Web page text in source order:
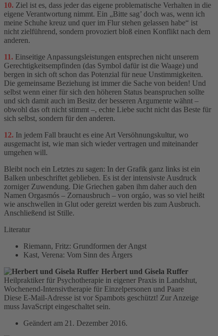
10. Ziel ist es, dass jeder das eigene problematische Verhalten in die
eigene Verantwortung nimmt. Ein „Bitte sag’ doch was, wenn ich
meine Schuhe kreuz und quer im Flur stehen gelassen habe“ ist
nicht zielführend, sondern provoziert bloß einen Konflikt nach dem
anderen.
11. Einseitige Anpassungsleistungen entsprechen nicht unserem
Gerechtigkeitsempfinden (das Symbol dafür ist die Waage) und
bergen in sich oft schon das Potenzial für neue Unstimmigkeiten.
Die gemeinsame Beziehung ist immer die Sache von beiden! Und
selbst wenn einer für sich den höheren Status beanspruchen sollte
und sich damit auch im Besitz der besseren Argumente wähnt –
obwohl das oft nicht stimmt –, echte Liebe sucht nicht das Beste für
sich selbst, sondern für den anderen.
12. In jedem Fall braucht es eine Art Versöhnungskultur, wo
ausgemacht ist, wie man sich wieder vertragen und miteinander
umgehen will.
Bleibt noch ein Letztes zu sagen: In der Grafik ganz links ist ein
Balken unbeschriftet geblieben. Es ist der intensivste Ausdruck
zorniger Zuwendung. Die Griechen gaben ihm daher auch den
Namen Orgasmós – Zornausbruch – von orgáo‚ was so viel heißt
wie anschwellen in Glut oder gereizt werden bis zum Ausbruch.
Anschließend ist Stille.
Literatur
Riemann, Fritz: Grundformen der Angst
Kast, Verena: Vom Sinn des Ärgers
Herbert und Gisela Ruffer
Heilpraktiker für Psychotherapie in eigener Praxis in Landshut,
Wochenend-Intensivtherapie für Einzelpersonen und Paare
Diese E-Mail-Adresse ist vor Spambots geschützt! Zur Anzeige
muss JavaScript eingeschaltet sein.
Geändert am 21. Dezember 2016.